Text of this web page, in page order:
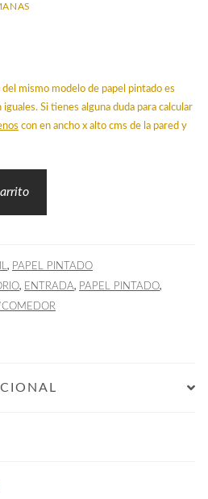
mismo modelo de papel pintado es
Si tienes alguna duda para calcular
con en ancho x alto cms de la pared y
, PAPEL PINTADO
, ENTRADA, PAPEL PINTADO,